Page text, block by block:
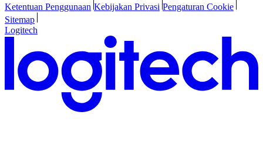
Ketentuan Penggunaan Kebijakan Privasi Pengaturan Cookie
Sitemap
Logitech